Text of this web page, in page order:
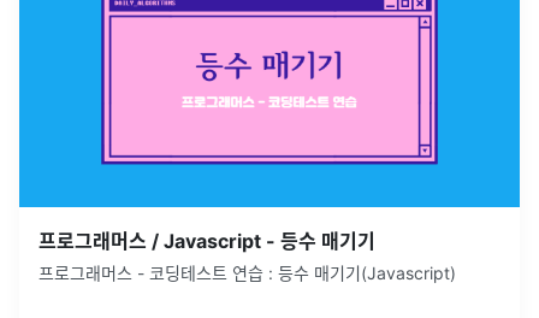
프로그래머스 / Javascript - 등수 매기기
프로그래머스 - 코딩테스트 연습 : 등수 매기기(Javascript)